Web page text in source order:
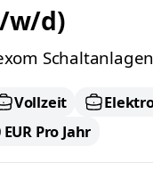
w/d)
Vollzeit
Pro Jahr